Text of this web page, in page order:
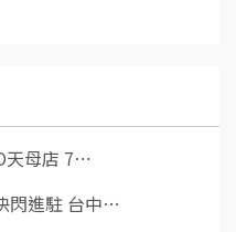
天母店 7⋯
閃進駐 台中⋯